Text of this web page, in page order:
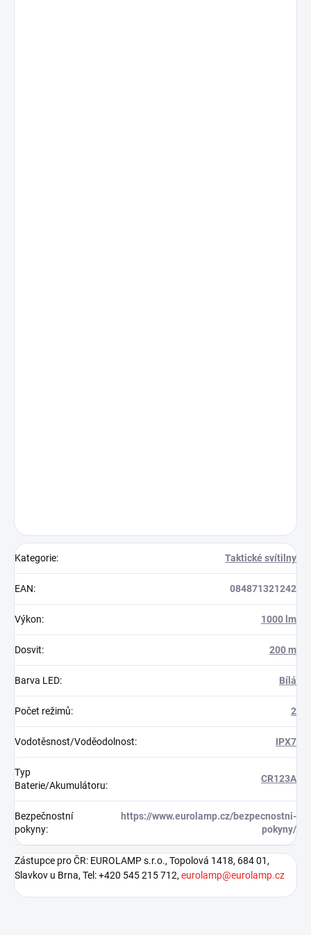
Kategorie: Taktické svítilny
EAN: 084871321242
Výkon: 1000 lm
Dosvit: 200 m
Barva LED: Bílá
Počet režimů: 2
Vodotěsnost/Voděodolnost: IPX7
Typ
Baterie/Akumulátoru:
CR123A
Bezpečnostní
pokyny:
https://www.eurolamp.cz/bezpecnostni-
pokyny/
Zástupce pro ČR: EUROLAMP s.r.o., Topolová 1418, 684 01,
Slavkov u Brna, Tel: +420 545 215 712, eurolamp@eurolamp.cz